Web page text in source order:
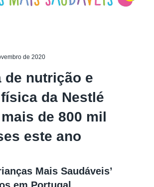
de 2020
de nutrição e
da Nestlé
de 800 mil
este ano
Mais Saudáveis’